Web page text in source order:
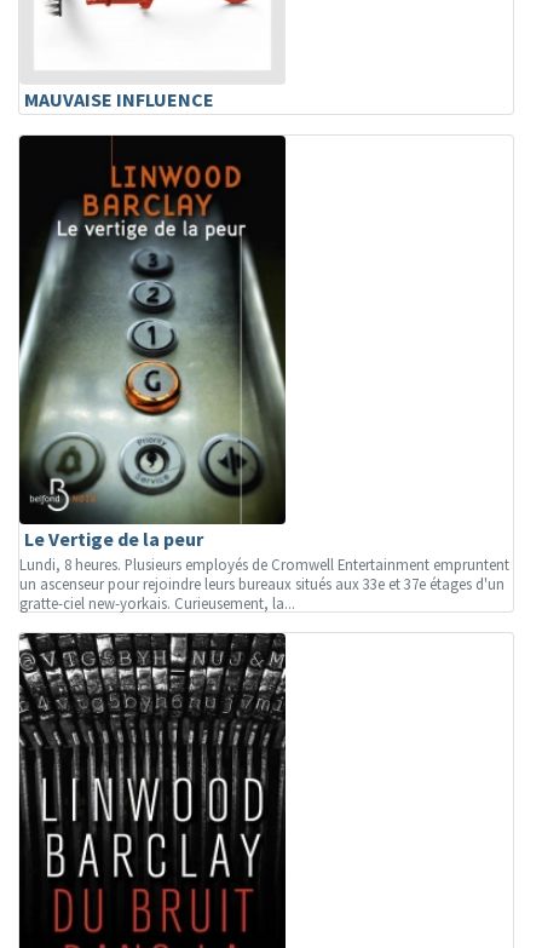
MAUVAISE INFLUENCE
Le Vertige de la peur
Lundi, 8 heures. Plusieurs employés de Cromwell Entertainment empruntent
un ascenseur pour rejoindre leurs bureaux situés aux 33e et 37e étages d'un
gratte-ciel new-yorkais. Curieusement, la...